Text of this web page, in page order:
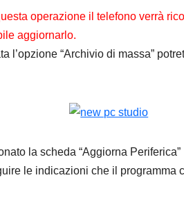
operazione il telefono verrà
aggiornarlo.
l’opzione “Archivio di massa”
la scheda “Aggiorna
le indicazioni che il programma